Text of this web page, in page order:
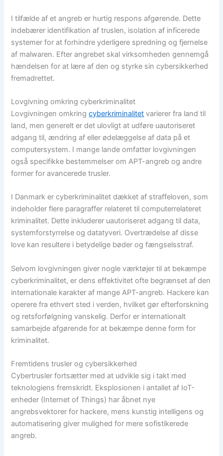
I tilfælde af et angreb er hurtig respons afgørende. Dette
indebærer identifikation af truslen, isolation af inficerede
systemer for at forhindre yderligere spredning og fjernelse
af malwaren. Efter angrebet skal virksomheden gennemgå
hændelsen for at lære af den og styrke sin cybersikkerhed
fremadrettet.
Lovgivning omkring cyberkriminalitet
Lovgivningen omkringcyberkriminalitet varierer fra land til
land, men generelt er det ulovligt at udføre uautoriseret
adgang til, ændring af eller ødelæggelse af data på et
computersystem. I mange lande omfatter lovgivningen
også specifikke bestemmelser om APT-angreb og andre
former for avancerede trusler.
I Danmark er cyberkriminalitet dækket af straffeloven, som
indeholder flere paragraffer relateret til computerrelateret
kriminalitet. Dette inkluderer uautoriseret adgang til data,
systemforstyrrelse og datatyveri. Overtrædelse af disse
love kan resultere i betydelige bøder og fængselsstraf.
Selvom lovgivningen giver nogle værktøjer til at bekæmpe
cyberkriminalitet, er dens effektivitet ofte begrænset af den
internationale karakter af mange APT-angreb. Hackere kan
operere fra ethvert sted i verden, hvilket gør efterforskning
og retsforfølgning vanskelig. Derfor er internationalt
samarbejde afgørende for at bekæmpe denne form for
kriminalitet.
Fremtidens trusler og cybersikkerhed
Cybertrusler fortsætter med at udvikle sig i takt med
teknologiens fremskridt. Eksplosionen i antallet af IoT-
enheder (Internet of Things) har åbnet nye
angrebsvektorer for hackere, mens kunstig intelligens og
automatisering giver mulighed for mere sofistikerede
angreb.